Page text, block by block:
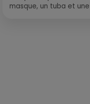
masque, un tuba et